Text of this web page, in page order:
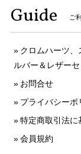
Guide ご
クロムハーツ
ルバー＆レザー
お問合せ
プライバシーポ
特定商取引法に
会員規約